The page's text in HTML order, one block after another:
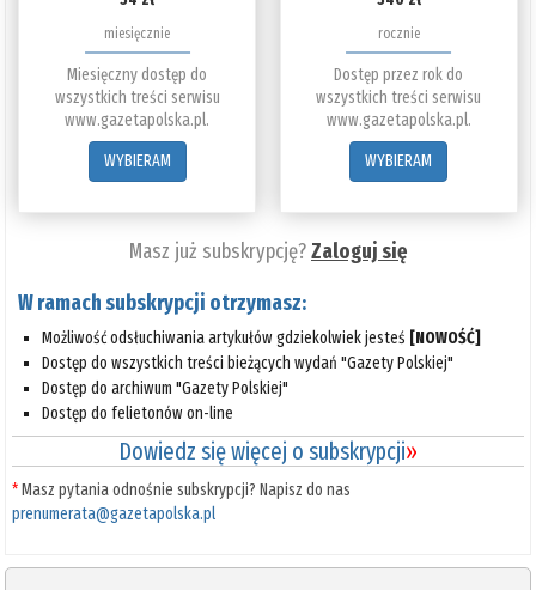
miesięcznie
Miesięczny dostęp do
wszystkich treści serwisu
www.gazetapolska.pl.
WYBIERAM
rocznie
Dostęp przez rok do
wszystkich treści serwisu
www.gazetapolska.pl.
WYBIERAM
Masz już subskrypcję?Zaloguj się
W ramach subskrypcji otrzymasz:
Możliwość odsłuchiwania artykułów gdziekolwiek jesteś [NOWOŚĆ]
Dostęp do wszystkich treści bieżących wydań "Gazety Polskiej"
Dostęp do archiwum "Gazety Polskiej"
Dostęp do felietonów on-line
Dowiedz się więcej o subskrypcji»
*Masz pytania odnośnie subskrypcji? Napisz do nas
prenumerata@gazetapolska.pl